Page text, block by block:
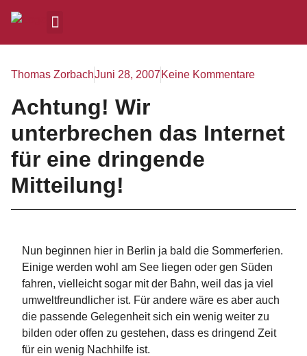
Thomas ZorbachJuni 28, 2007 Keine Kommentare
Achtung! Wir
unterbrechen das Internet
für eine dringende
Mitteilung!
Nun beginnen hier in Berlin ja bald die Sommerferien.
Einige werden wohl am See liegen oder gen Süden
fahren, vielleicht sogar mit der Bahn, weil das ja viel
umweltfreundlicher ist. Für andere wäre es aber auch
die passende Gelegenheit sich ein wenig weiter zu
bilden oder offen zu gestehen, dass es dringend Zeit
für ein wenig Nachhilfe ist.